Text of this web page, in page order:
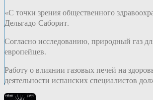
«С точки зрения общественного
Дельгадо-Саборит.
Согласно исследованию, природный газ
европейцев.
Работу о влиянии газовых печей на
деятельности испанских специалистов